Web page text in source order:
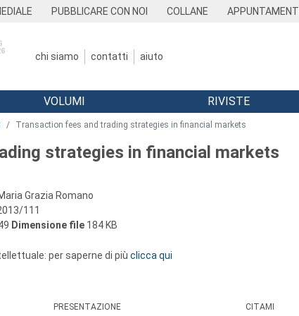
PUBBLICARE CON NOI COLLANE APPUNTAMENTI
chi siamo contatti aiuto
VOLUMI RIVISTE
Transaction fees and trading strategies in financial markets
strategies in financial markets
Grazia Romano
111
Dimensione file 184 KB
per saperne di più clicca qui
PRESENTAZIONE CITAMI